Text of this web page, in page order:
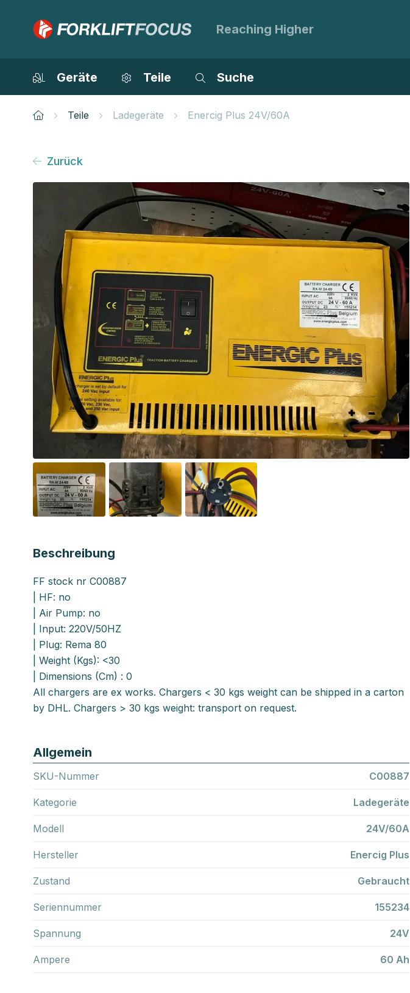
Reaching Higher
Geräte Teile Suche
Teile Ladegeräte Enercig Plus 24V/60A
Zurück
Beschreibung
FF stock nr C00887
| HF: no
| Air Pump: no
| Input: 220V/50HZ
| Plug: Rema 80
| Weight (Kgs): <30
| Dimensions (Cm) : 0
All chargers are ex works. Chargers < 30 kgs weight can be shipped in a carton
by DHL. Chargers > 30 kgs weight: transport on request.
Allgemein
SKU-Nummer C00887
Kategorie Ladegeräte
Modell 24V/60A
Hersteller Enercig Plus
Zustand Gebraucht
Seriennummer 155234
Spannung 24V
Ampere 60 Ah